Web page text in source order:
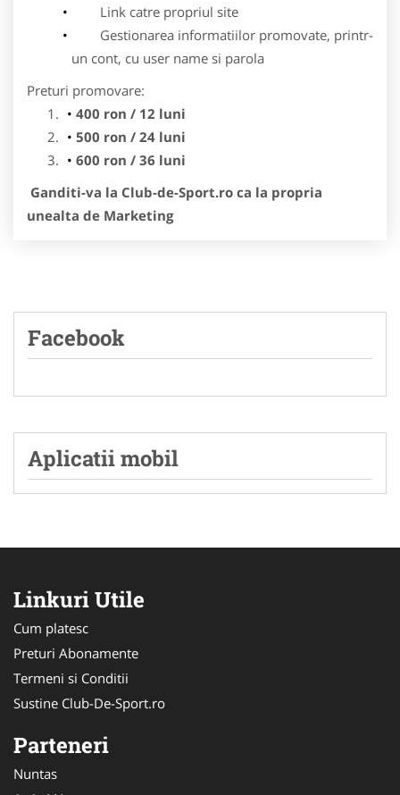
Link catre propriul site
Gestionarea informatiilor promovate, printr-
un cont, cu user name si parola
Preturi promovare:
400 ron / 12 luni
500 ron / 24 luni
600 ron / 36 luni
Ganditi-va la Club-de-Sport.ro ca la propria
unealta de Marketing
Facebook
Aplicatii mobil
Linkuri Utile
Cum platesc
Preturi Abonamente
Termeni si Conditii
Sustine Club-De-Sport.ro
Parteneri
Nuntas